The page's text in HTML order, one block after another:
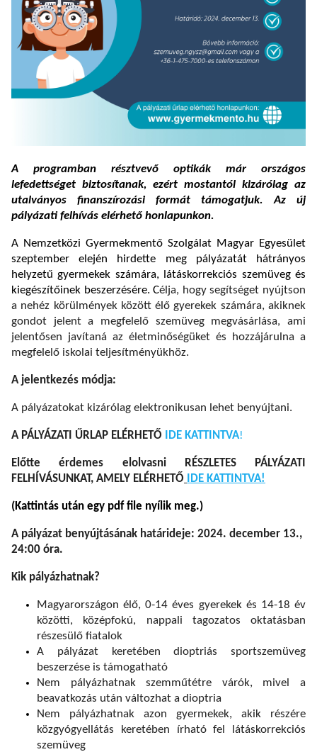
A programban résztvevő optikák már országos
lefedettséget biztosítanak, ezért mostantól kizárólag az
utalványos finanszírozási formát támogatjuk. Az új
pályázati felhívás elérhető honlapunkon.
A Nemzetközi Gyermekmentő Szolgálat Magyar Egyesület
szeptember elején hirdette meg pályázatát hátrányos
helyzetű gyermekek számára, látáskorrekciós szemüveg és
kiegészítőinek beszerzésére. Célja, hogysegítséget nyújtson
a nehéz körülmények között élő gyerekek számára, akiknek
gondot jelent a megfelelő szemüveg megvásárlása, ami
jelentősen javítaná az életminőségüket és hozzájárulna a
megfelelő iskolai teljesítményükhöz.
A jelentkezés módja:
A pályázatokat kizárólag elektronikusan lehet benyújtani.
A PÁLYÁZATI ŰRLAP ELÉRHETŐ IDE KATTINTVA!
Előtte érdemes elolvasni RÉSZLETES PÁLYÁZATI
FELHÍVÁSUNKAT, AMELY ELÉRHETŐ
IDE KATTINTVA!
(Kattintás után egy pdf file nyílik meg.)
A pályázat benyújtásának határideje: 2024. december 13.,
24:00 óra.
Kik pályázhatnak?
Magyarországon élő, 0-14 éves gyerekek és 14-18 év
közötti, középfokú, nappali tagozatos oktatásban
részesülő fiatalok
A pályázat keretében dioptriás sportszemüveg
beszerzése is támogatható
Nem pályázhatnak szemműtétre várók, mivel a
beavatkozás után változhat a dioptria
Nem pályázhatnak azon gyermekek, akik részére
közgyógyellátás keretében írható fel látáskorrekciós
szemüveg